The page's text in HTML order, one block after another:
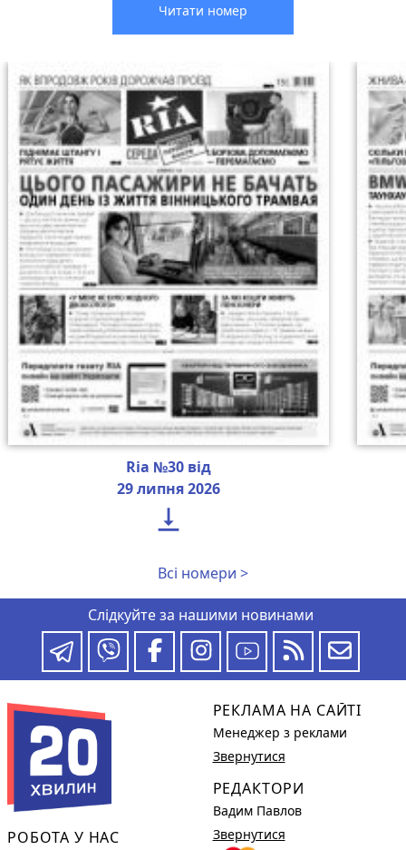
Читати номер
Ria №30 від
29 липня 2026

Всі номери >
Слідкуйте за нашими новинами
РОБОТА У НАС
РЕКЛАМА НА САЙТІ
Менеджер з реклами
Звернутися
РЕДАКТОРИ
Вадим Павлов
Звернутися